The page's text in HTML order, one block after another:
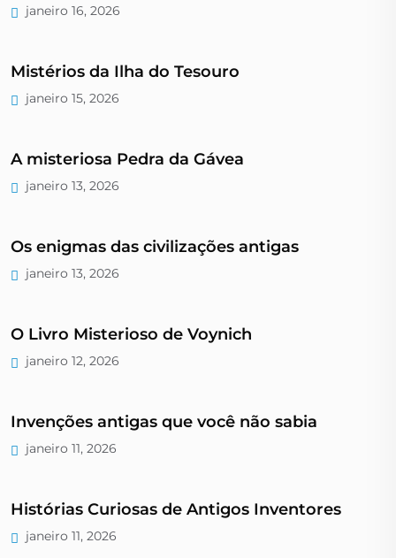
janeiro 16, 2026
Mistérios da Ilha do Tesouro
janeiro 15, 2026
A misteriosa Pedra da Gávea
janeiro 13, 2026
Os enigmas das civilizações antigas
janeiro 13, 2026
O Livro Misterioso de Voynich
janeiro 12, 2026
Invenções antigas que você não sabia
janeiro 11, 2026
Histórias Curiosas de Antigos Inventores
janeiro 11, 2026